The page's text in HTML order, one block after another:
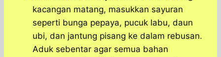
kacangan matang, masukkan sayuran
seperti bunga pepaya, pucuk labu, daun
ubi, dan jantung pisang ke dalam rebusan.
Aduk sebentar agar semua bahan